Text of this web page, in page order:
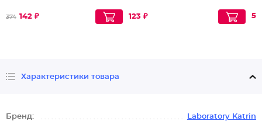
374 142 ₽ 123 ₽
Характеристики товара
Бренд: Laboratory Katrin